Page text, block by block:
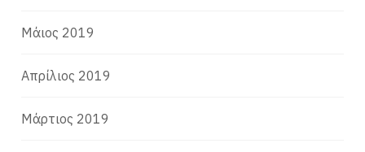
Μάιος 2019
Απρίλιος 2019
Μάρτιος 2019